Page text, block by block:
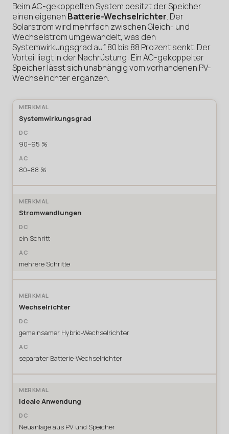
Beim AC-gekoppelten System besitzt der Speicher
einen eigenen Batterie-Wechselrichter. Der
Solarstrom wird mehrfach zwischen Gleich- und
Wechselstrom umgewandelt, was den
Systemwirkungsgrad auf 80 bis 88 Prozent senkt. Der
Vorteil liegt in der Nachrüstung: Ein AC-gekoppelter
Speicher lässt sich unabhängig vom vorhandenen PV-
Wechselrichter ergänzen.
Systemwirkungsgrad
90–95 %
80–88 %
Stromwandlungen
ein Schritt
mehrere Schritte
Wechselrichter
gemeinsamer Hybrid-Wechselrichter
separater Batterie-Wechselrichter
Ideale Anwendung
Neuanlage aus PV und Speicher